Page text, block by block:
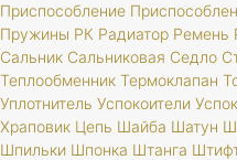
Приспособление
Пружины РК Радиатор Ремень
Сальник Сальниковая Седло
Теплообменник Термоклапан
Уплотнитель Успокоители
Храповик Цепь Шайба Шатун
Шпильки Шпонка Штанга